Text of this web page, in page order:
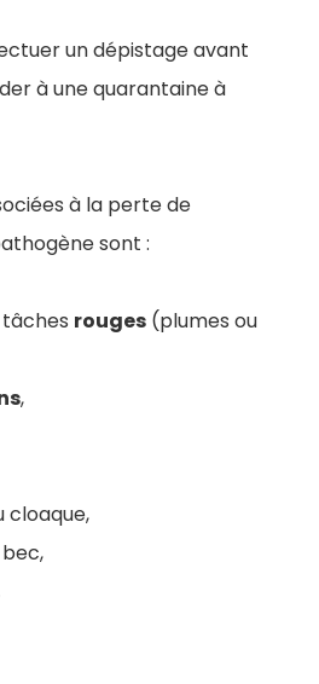
un dépistage avant
à une quarantaine à
à la perte de
sont :
rouges (plumes ou
,
cloaque,